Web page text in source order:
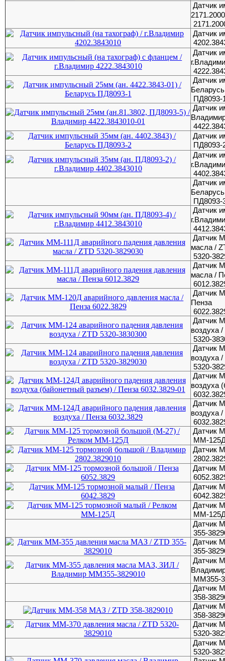
Датчик
Датчик
Датчик
Датчик
Беларусь
ПД8093-
Датчик
Датчик
ПД8093-
Датчик
Датчик
Беларусь
ПД8093-
Датчик
Датчик
масла /
5320-
Датчик
масла /
Датчик
Пенза
Датчик
воздуха
5320-
Датчик
воздуха
5320-
Датчик
воздуха
Датчик
воздуха
Датчик
ММ-
Датчик
Датчик
Датчик
Датчик
ММ-
Датчик
355-
Датчик
355-
Датчик
ММ355-
Датчик
358-
Датчик
358-
Датчик
5320-
Датчик
5320-